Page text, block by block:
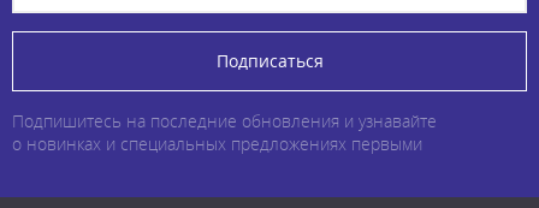
Подписаться
Подпишитесь на последние обновления и узнавайте
о новинках и специальных предложениях первыми